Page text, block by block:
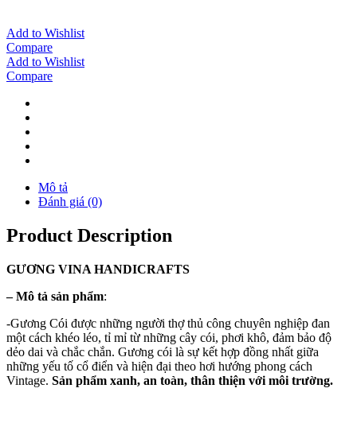
Add to Wishlist
Compare
Add to Wishlist
Compare
Mô tả
Đánh giá (0)
Product Description
GƯƠNG VINA HANDICRAFTS
–Mô tả sản phẩm:
-Gương Cói được những người thợ thủ công chuyên nghiệp đan
một cách khéo léo, tỉ mỉ từ những cây cói, phơi khô, đảm bảo độ
dẻo dai và chắc chắn. Gương cói là sự kết hợp đồng nhất giữa
những yếu tố cổ điển và hiện đại theo hơi hướng phong cách
Vintage. Sản phẩm xanh, an toàn, thân thiện với môi trường.